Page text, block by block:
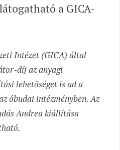
a GICA-
Intézet (GICA) által
díj az anyagi
lehetőséget is ad a
óbudai intézményben. Az
Andrea kiállítása